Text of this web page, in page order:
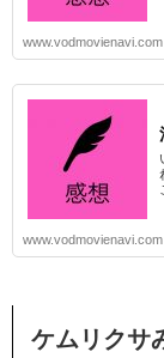
www.vodmovienavi.com
www.vodmovienavi.com
ケムリクサ